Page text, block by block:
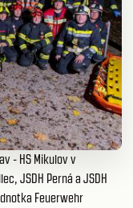
- HS Mikulov v
JSDH Perná a JSDH
Feuerwehr